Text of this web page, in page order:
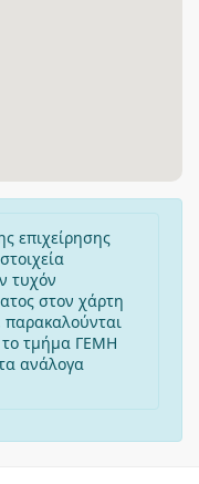
επιχείρησης
τυχόν
στον χάρτη
παρακαλούνται
το τμήμα ΓΕΜΗ
ανάλογα